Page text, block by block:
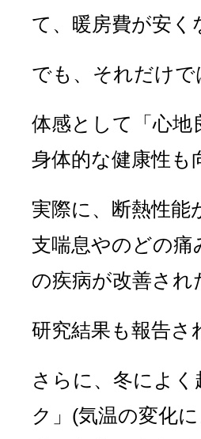
て、暖房費が安く
でも、それだけで
体感として「心地
身体的な健康性も
実際に、断熱性能
支喘息やのどの痛
の疾病が改善され
研究結果も報告さ
さらに、冬によ
ク」(気温の変化